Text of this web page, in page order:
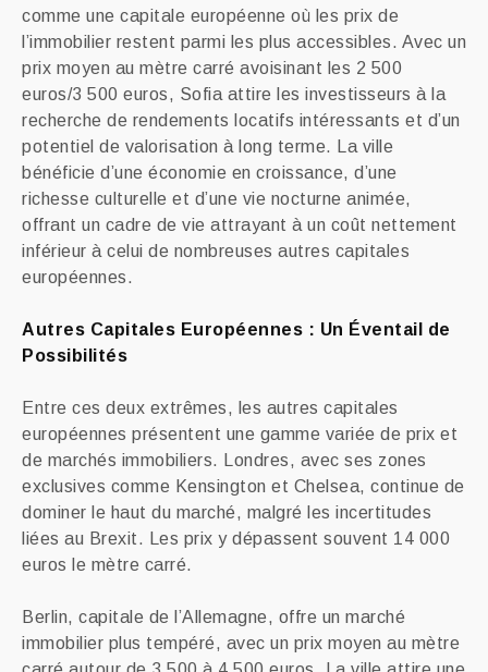
comme une capitale européenne où les prix de
l’immobilier restent parmi les plus accessibles. Avec un
prix moyen au mètre carré avoisinant les 2 500
euros/3 500 euros, Sofia attire les investisseurs à la
recherche de rendements locatifs intéressants et d’un
potentiel de valorisation à long terme. La ville
bénéficie d’une économie en croissance, d’une
richesse culturelle et d’une vie nocturne animée,
offrant un cadre de vie attrayant à un coût nettement
inférieur à celui de nombreuses autres capitales
européennes.
Autres Capitales Européennes : Un Éventail de
Possibilités
Entre ces deux extrêmes, les autres capitales
européennes présentent une gamme variée de prix et
de marchés immobiliers. Londres, avec ses zones
exclusives comme Kensington et Chelsea, continue de
dominer le haut du marché, malgré les incertitudes
liées au Brexit. Les prix y dépassent souvent 14 000
euros le mètre carré.
Berlin, capitale de l’Allemagne, offre un marché
immobilier plus tempéré, avec un prix moyen au mètre